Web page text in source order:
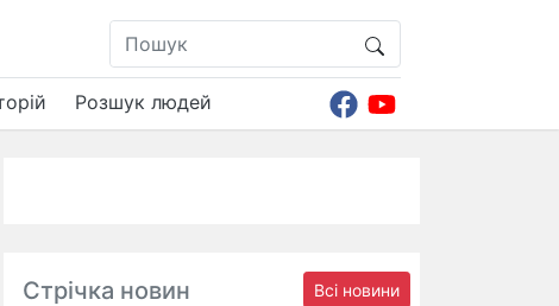
Розшук людей
Стрічка новин Всі новини